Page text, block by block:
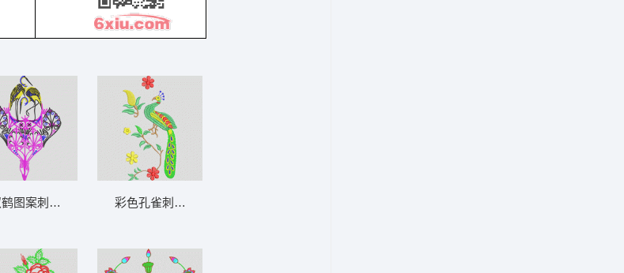
图案刺绣设计 鹤 彩色孔雀刺绣图案 孔雀